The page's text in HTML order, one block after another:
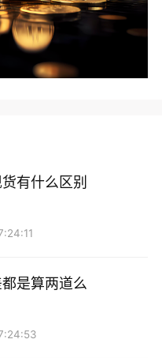
有什么区别
是算两道么